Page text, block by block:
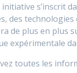
initiative s’inscrit
des
de plus en plus
expérimentale
toutes les